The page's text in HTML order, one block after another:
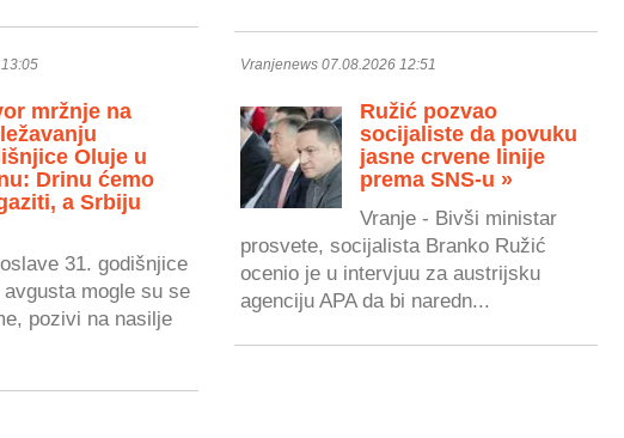
mržnje na
Oluje u
Drinu ćemo
a Srbiju
31. godišnjice
mogle su se
pozivi na nasilje
Vranjenews 07.08.2026 12:51
Ružić pozvao
socijaliste da povuku
jasne crvene linije
prema SNS-u »
Vranje - Bivši ministar
prosvete, socijalista Branko Ružić
ocenio je u intervjuu za austrijsku
agenciju APA da bi naredn...